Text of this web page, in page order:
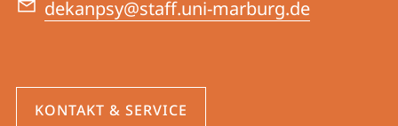
dekanpsy@staff.uni-marburg.de
KONTAKT & SERVICE